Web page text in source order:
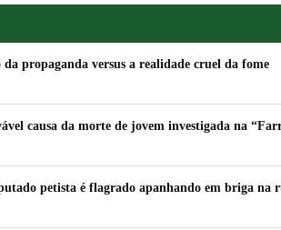
propaganda versus a realidade cruel da fome
causa da morte de jovem investigada na
petista é flagrado apanhando em briga na